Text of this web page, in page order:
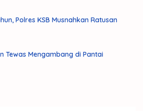
Polres KSB Musnahkan Ratusan
Tewas Mengambang di Pantai